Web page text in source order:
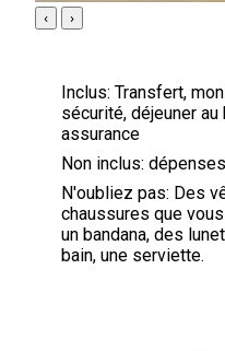
‹ ›
Inclus: Transfert,
sécurité, déjeuner
assurance
Non inclus:
N'oubliez pas: Des
chaussures que
un bandana, des
bain, une serviette.